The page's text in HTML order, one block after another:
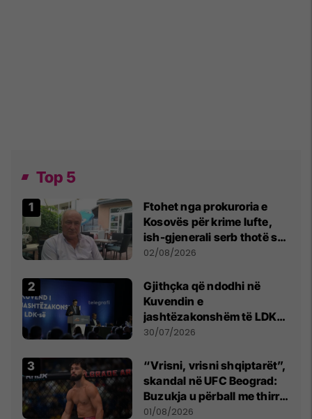
Top 5
Ftohet nga prokuroria e
Kosovës për krime lufte,
ish-gjenerali serb thotë se
dikush e tradhtoi në
02/08/2026
Gjithçka që ndodhi në
Kuvendin e
jashtëzakonshëm të LDK-
së
30/07/2026
“Vrisni, vrisni shqiptarët”,
skandal në UFC Beograd:
Buzukja u përball me thirrje
anti-shqiptare nga
01/08/2026